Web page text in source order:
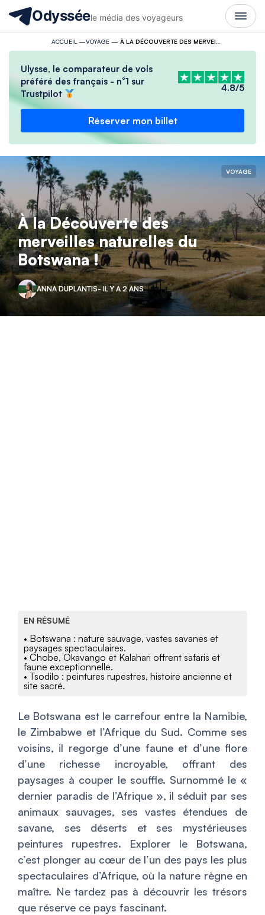
Odysséele média des voyageurs
ACCUEIL —VOYAGE—
Ulysse, le comparateur de vols
préféré des français - n°1 sur
Trustpilot
4.8/5
Réserver mon billet
VOYAGE
À la Découverte des
merveilles naturelles du
Botswana !
ANNA DUPLANTIS- IL Y A 2 ANS
EN RÉSUMÉ
• Botswana : nature sauvage, vastes savanes et
paysages spectaculaires.
• Chobe, Okavango et Kalahari offrent safaris et
faune exceptionnelle.
• Tsodilo : peintures rupestres, histoire ancienne et
site sacré.
Le Botswana est le carrefour entre la Namibie,
le Zimbabwe et l’Afrique du Sud. Comme ses
voisins, il regorge d’une faune et d’une flore
d’une richesse incroyable, offrant des
paysages à couper le souffle. Surnommé le «
dernier paradis de l’Afrique », il séduit par ses
animaux sauvages, ses vastes étendues de
savane, ses déserts et ses mystérieuses
peintures rupestres. Explorer le Botswana,
c’est plonger au cœur de l’un des pays les plus
spectaculaires d’Afrique, où la nature règne en
maître. Ne tardez pas à découvrir les trésors
que réserve ce pays fascinant.